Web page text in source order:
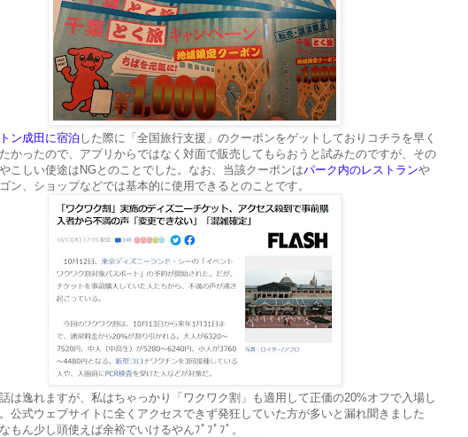
ン成田に宿泊 した際に「全国旅行支援」のクーポンをゲットしておりコチラを早く
かったので、アプリからではなく対面で販売してもらおうと試みたのですが、その
こしい使途はNGとのことでした。なお、当該クーポンはパーク内のレストランや
ン、ショップなどでは基本的に使用できるとのことです。
は逸れますが、私はちゃっかり「ワクワク割」も適用して正価の20%オフで入場し
公式ウェブサイトに全くアクセスできず発狂していた方が多いと漏れ聞きました
もん少し頭使えば余裕でいけるやんﾌﾟﾌﾟﾌﾟ。